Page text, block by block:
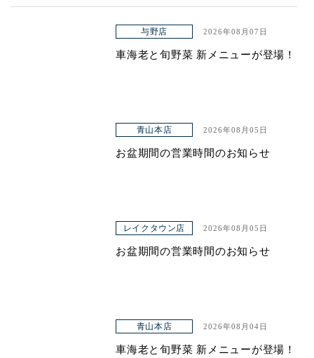
アクセス
与野店 2026年08月07日
車海老と旬野菜 新メニューが登場！
青山本店 2026年08月05日
お盆期間の営業時間のお知らせ
レイクタウン店 2026年08月05日
お盆期間の営業時間のお知らせ
青山本店 2026年08月04日
車海老と旬野菜 新メニューが登場！